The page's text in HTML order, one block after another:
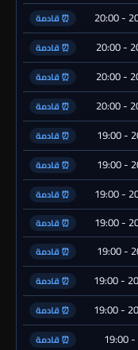
⏰ قادمة
⏰ قادمة
⏰ قادمة
⏰ قادمة
⏰ قادمة
⏰ قادمة
⏰ قادمة
⏰ قادمة
⏰ قادمة
⏰ قادمة
⏰ قادمة
⏰ قادمة